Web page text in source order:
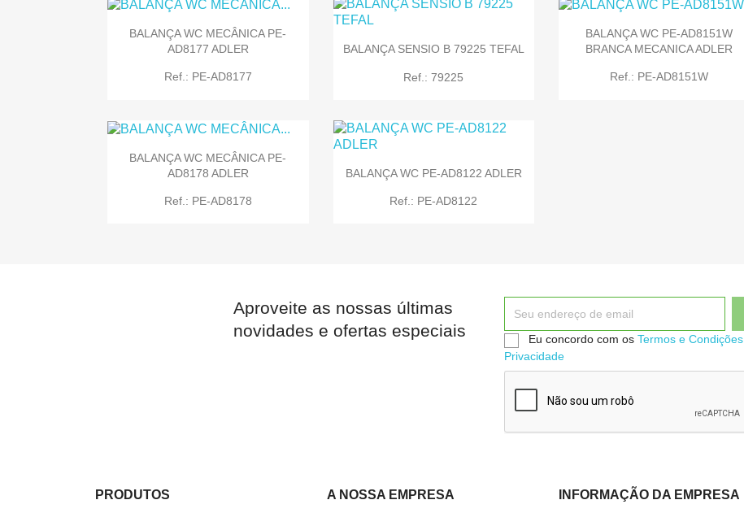
BALANÇA WC MECÂNICA PE-
AD8177 ADLER
Ref.: PE-AD8177
BALANÇA SENSIO B 79225 TEFAL
Ref.: 79225
BALANÇA WC PE-AD8151W
BRANCA MECANICA ADLER
Ref.: PE-AD8151W
BALANÇA WC MECÂNICA PE-
AD8178 ADLER
Ref.: PE-AD8178
Quick view
BALANÇA WC PE-AD8122 ADLER
Ref.: PE-AD8122
 Quick view
Aproveite as nossas últimas
novidades e ofertas especiais
Eu concordo com osTermos e Condições
Privacidade
PRODUTOS A NOSSA EMPRESA INFORMAÇÃO DA EMPRESA